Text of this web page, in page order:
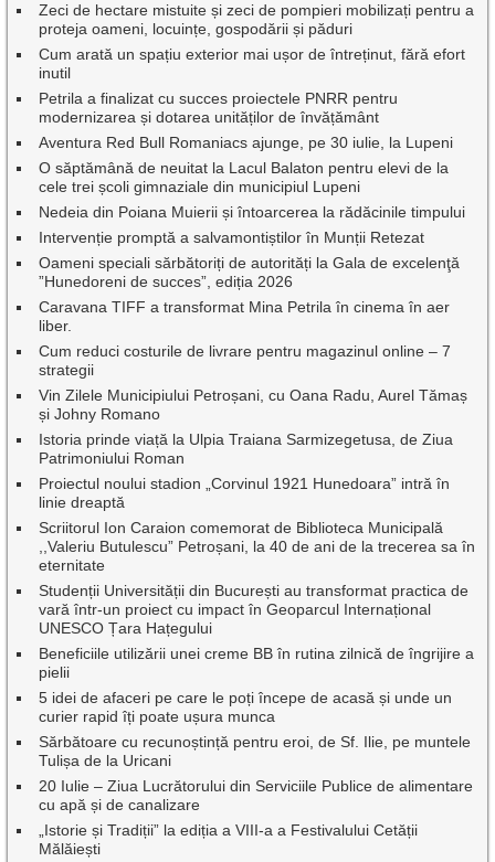
Zeci de hectare mistuite și zeci de pompieri mobilizați pentru a
proteja oameni, locuințe, gospodării și păduri
Cum arată un spațiu exterior mai ușor de întreținut, fără efort
inutil
Petrila a finalizat cu succes proiectele PNRR pentru
modernizarea și dotarea unităților de învățământ
Aventura Red Bull Romaniacs ajunge, pe 30 iulie, la Lupeni
O săptămână de neuitat la Lacul Balaton pentru elevi de la
cele trei școli gimnaziale din municipiul Lupeni
Nedeia din Poiana Muierii și întoarcerea la rădăcinile timpului
Intervenție promptă a salvamontiștilor în Munții Retezat
Oameni speciali sărbătoriți de autorități la Gala de excelenţă
”Hunedoreni de succes”, ediția 2026
Caravana TIFF a transformat Mina Petrila în cinema în aer
liber.
Cum reduci costurile de livrare pentru magazinul online – 7
strategii
Vin Zilele Municipiului Petroșani, cu Oana Radu, Aurel Tămaș
și Johny Romano
Istoria prinde viață la Ulpia Traiana Sarmizegetusa, de Ziua
Patrimoniului Roman
Proiectul noului stadion „Corvinul 1921 Hunedoara” intră în
linie dreaptă
Scriitorul Ion Caraion comemorat de Biblioteca Municipală
,,Valeriu Butulescu” Petroșani, la 40 de ani de la trecerea sa în
eternitate
Studenții Universității din București au transformat practica de
vară într-un proiect cu impact în Geoparcul Internațional
UNESCO Țara Hațegului
Beneficiile utilizării unei creme BB în rutina zilnică de îngrijire a
pielii
5 idei de afaceri pe care le poți începe de acasă și unde un
curier rapid îți poate ușura munca
Sărbătoare cu recunoștință pentru eroi, de Sf. Ilie, pe muntele
Tulișa de la Uricani
20 Iulie – Ziua Lucrătorului din Serviciile Publice de alimentare
cu apă și de canalizare
„Istorie și Tradiții” la ediția a VIII-a a Festivalului Cetății
Mălăiești